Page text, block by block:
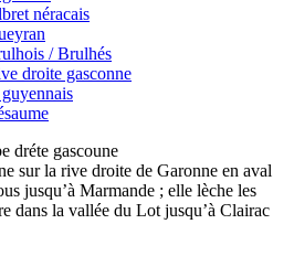
néracais
/ Brulhés
droite gasconne
dréte gascoune
sur la rive droite de Garonne en aval
jusqu’à Marmande ; elle lèche les
dans la vallée du Lot jusqu’à Clairac